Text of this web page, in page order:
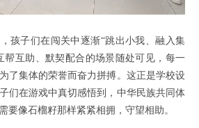
孩子们在闯关中逐渐“跳出小我、融入集
帮互助、默契配合的场景随处可见，每一
了集体的荣誉而奋力拼搏。这正是学校设
在游戏中真切感悟到，中华民族共同体
要像石榴籽那样紧紧相拥，守望相助。